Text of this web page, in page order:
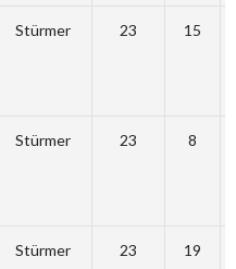
Stürmer 23 15
Stürmer 23 8
Stürmer 23 19